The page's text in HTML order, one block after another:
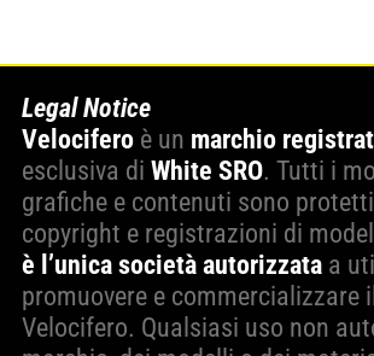
Legal Notice
Velocifero è un marchio
esclusiva di White SRO. Tutti i
grafiche e contenuti sono
copyright e registrazioni di
è l’unica società autorizzataa
promuovere e commercializzare
Velocifero. Qualsiasi uso non